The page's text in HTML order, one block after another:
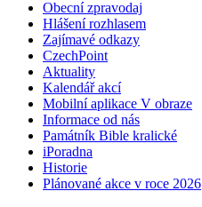
Obecní zpravodaj
Hlášení rozhlasem
Zajímavé odkazy
CzechPoint
Aktuality
Kalendář akcí
Mobilní aplikace V obraze
Informace od nás
Památník Bible kralické
iPoradna
Historie
Plánované akce v roce 2026